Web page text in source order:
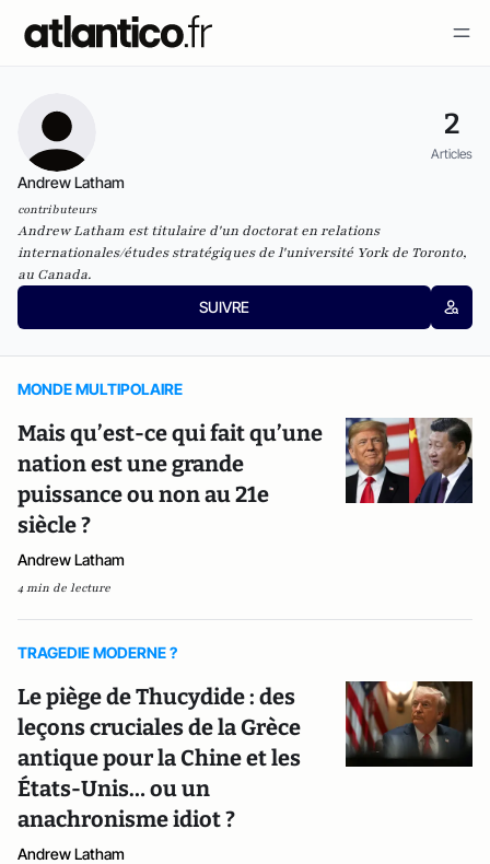
2
Articles
Andrew Latham
contributeurs
Andrew Latham est titulaire d'un doctorat en relations
internationales/études stratégiques de l'université York de Toronto,
au Canada.
SUIVRE
MONDE MULTIPOLAIRE
Mais qu’est-ce qui fait qu’une
nation est une grande
puissance ou non au 21e
siècle ?
Andrew Latham
4 min de lecture
TRAGEDIE MODERNE ?
Le piège de Thucydide : des
leçons cruciales de la Grèce
antique pour la Chine et les
États-Unis… ou un
anachronisme idiot ?
Andrew Latham